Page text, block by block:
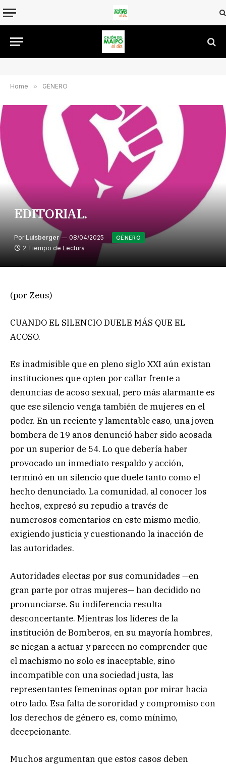
Home » GÉNERO
EDITORIAL.
Por Luisberger 08/04/2025 GÉNERO
2 Tiempo de Lectura
(por Zeus)
CUANDO EL SILENCIO DUELE MÁS QUE EL
ACOSO.
Es inadmisible que en pleno siglo XXI aún existan
instituciones que opten por callar frente a
denuncias de acoso sexual, pero más alarmante es
que ese silencio venga también de mujeres en el
poder. En un reciente y lamentable caso, una joven
bombera de 19 años denunció haber sido acosada
por un superior de 54. Lo que debería haber
provocado un inmediato respaldo y acción,
terminó en un silencio que duele tanto como el
hecho denunciado. La comunidad, al conocer los
hechos, expresó su repudio a través de
numerosos comentarios en este mismo medio,
exigiendo justicia y cuestionando la inacción de
las autoridades.
Autoridades electas por sus comunidades —en
gran parte por otras mujeres— han decidido no
pronunciarse. Su indiferencia resulta
desconcertante. Mientras los líderes de la
institución de Bomberos, en su mayoría hombres,
se niegan a actuar y parecen no comprender que
el machismo no solo es inaceptable, sino
incompatible con una sociedad justa, las
representantes femeninas optan por mirar hacia
otro lado. Esa falta de sororidad y compromiso con
los derechos de género es, como mínimo,
decepcionante.
Muchos argumentan que estos casos deben